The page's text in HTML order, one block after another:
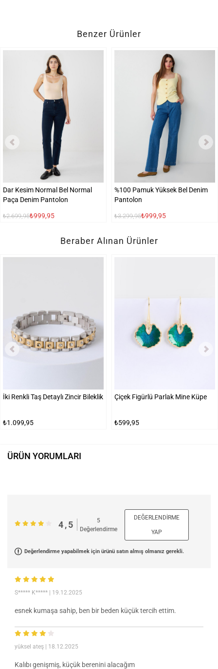
Benzer Ürünler
Dar Kesim Normal Bel Normal
Paça Denim Pantolon
₺2.699,95₺999,95
%100 Pamuk Yüksek Bel Denim
Pantolon
₺3.299,95₺999,95
Beraber Alınan Ürünler
İki Renkli Taş Detaylı Zincir Bileklik
₺1.099,95
Çiçek Figürlü Parlak Mine Küpe
₺599,95
ÜRÜN YORUMLARI
4,5
5
Değerlendirme
DEĞERLENDIRME
YAP
Değerlendirme yapabilmek için ürünü satın almış olmanız gerekli.
S***** K***** | 19.12.2025
esnek kumaşa sahip, ben bir beden küçük tercih ettim.
yüksel ateş | 18.12.2025
Kalıbı genişmiş, küçük berenini alacağım